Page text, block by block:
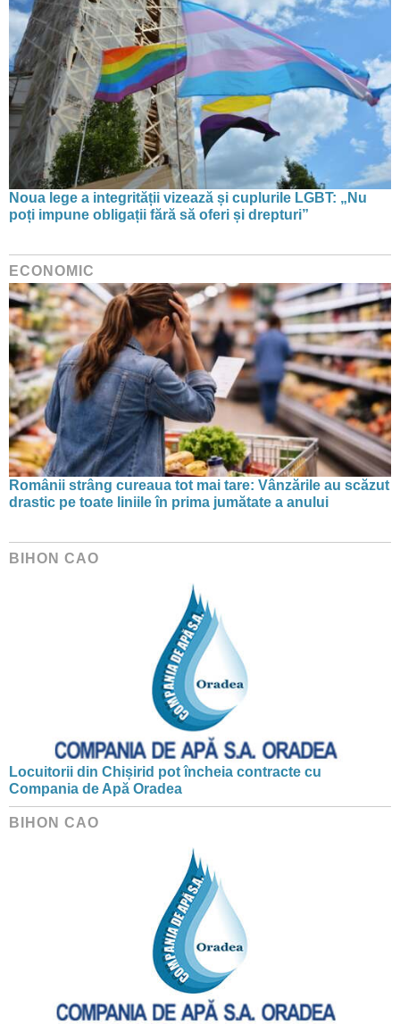
Noua lege a integrității vizează și cuplurile LGBT: „Nu
poți impune obligații fără să oferi și drepturi”
ECONOMIC
Românii strâng cureaua tot mai tare: Vânzările au scăzut
drastic pe toate liniile în prima jumătate a anului
BIHON CAO
Locuitorii din Chișirid pot încheia contracte cu
Compania de Apă Oradea
BIHON CAO